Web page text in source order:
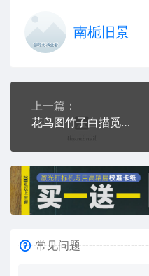
南栀旧景
上一篇：
花鸟图竹子白描觅食PLT格式激光打标文件通用矢量图
常见问题